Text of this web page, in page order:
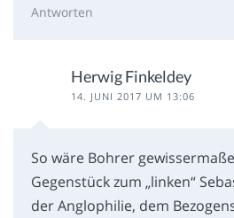
Antworten
Herwig Finkeldey
14. JUNI 2017 UM 13:06
So wäre Bohrer
Gegenstück zum „linken“
der Anglophilie, dem